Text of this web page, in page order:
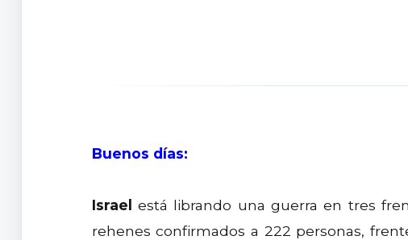
Buenos días:
Israel está librando una guerra en tres
rehenes confirmados a 222 personas,